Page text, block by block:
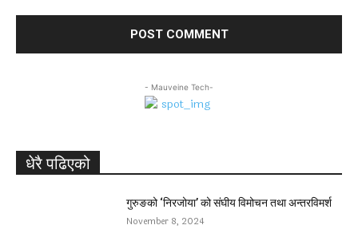
- Mauveine Tech-
धेरै पढिएको
गुरुङको ‘निरजोया’ को संघीय विमोचन तथा अन्तरविमर्श
November 8, 2024